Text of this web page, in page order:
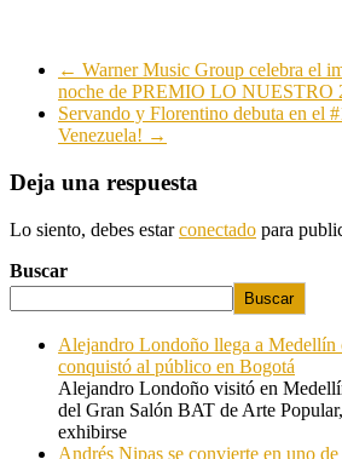
← Warner Music Group celebra el
noche de PREMIO LO NUESTRO
Servando y Florentino debuta en el
Venezuela! →
Deja una respuesta
Lo siento, debes estarconectado para
Buscar
Buscar
Alejandro Londoño llega a Medellín
conquistó al público en Bogotá
Alejandro Londoño visitó en
del Gran Salón BAT de Arte
exhibirse
Andrés Nipas se convierte en uno